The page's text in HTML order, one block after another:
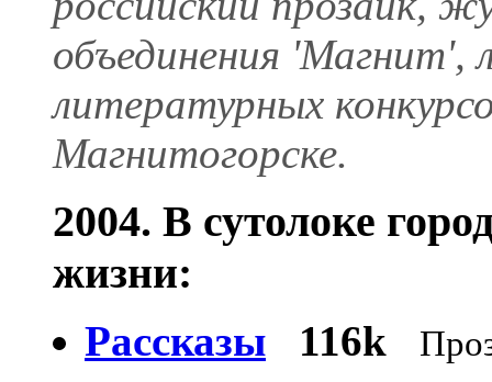
объединения 'Магнит',
литературных
Магнитогорске.
2004. В сутолоке
жизни:
Рассказы 116k